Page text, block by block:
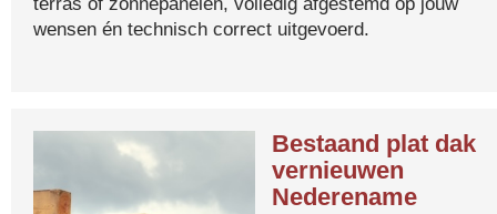
wensen én technisch correct uitgevoerd.
Bestaand plat dak
vernieuwen
Nederename